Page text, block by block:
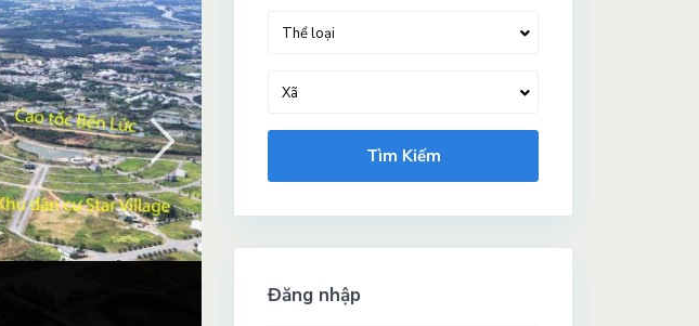
Thể loại
Xã
Tìm Kiếm
Đăng nhập